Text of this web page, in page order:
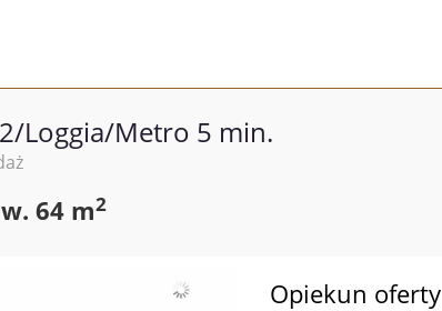
Loggia/Metro 5 min.
64 m2
Opiekun oferty